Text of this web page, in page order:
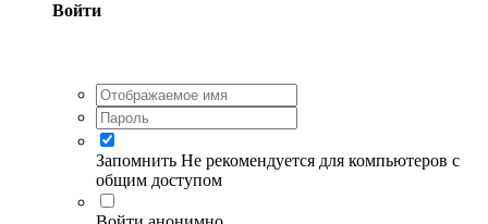
Войти
Запомнить Не рекомендуется для компьютеров с
общим доступом